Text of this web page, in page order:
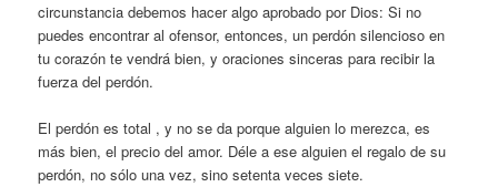
circunstancia debemos hacer algo aprobado por Dios: Si no
puedes encontrar al ofensor, entonces, un perdón silencioso en
tu corazón te vendrá bien, y oraciones sinceras para recibir la
fuerza del perdón.
El perdón es total , y no se da porque alguien lo merezca, es
más bien, el precio del amor. Déle a ese alguien el regalo de su
perdón, no sólo una vez, sino setenta veces siete.